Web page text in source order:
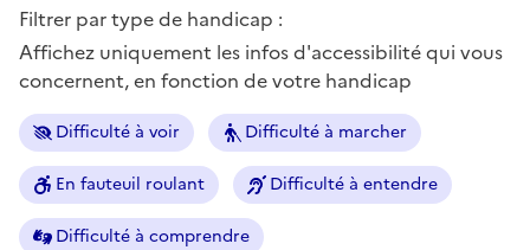
Filtrer par type de handicap :
Affichez uniquement les infos d'accessibilité qui vous
concernent, en fonction de votre handicap
Difficulté à voir Difficulté à marcher
En fauteuil roulant Difficulté à entendre
Difficulté à comprendre